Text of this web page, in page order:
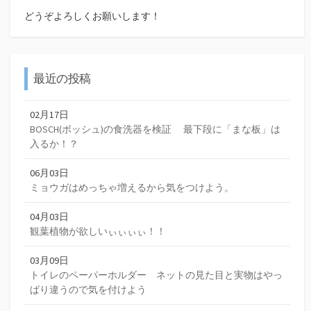
どうぞよろしくお願いします！
最近の投稿
02月17日
BOSCH(ボッシュ)の食洗器を検証 最下段に「まな板」は
入るか！？
06月03日
ミョウガはめっちゃ増えるから気をつけよう。
04月03日
観葉植物が欲しいぃぃぃぃ！！
03月09日
トイレのペーパーホルダー ネットの見た目と実物はやっ
ぱり違うので気を付けよう